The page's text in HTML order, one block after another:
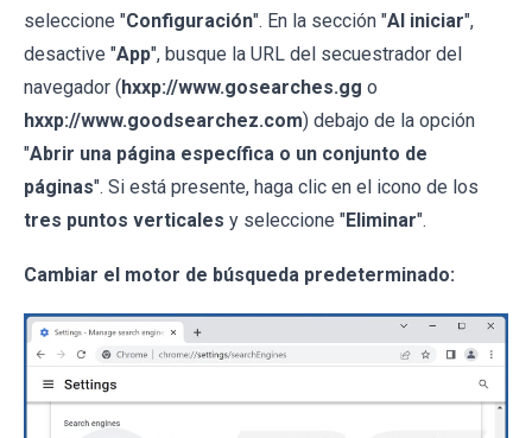
seleccione "Configuración". En la sección "Al iniciar",
desactive "App", busque la URL del secuestrador del
navegador (hxxp://www.gosearches.gg o
hxxp://www.goodsearchez.com) debajo de la opción
"Abrir una página específica o un conjunto de
páginas". Si está presente, haga clic en el icono de los
tres puntos verticales y seleccione "Eliminar".
Cambiar el motor de búsqueda predeterminado: